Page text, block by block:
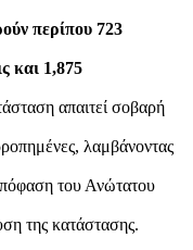
περίπου 723
και 1,875
απαιτεί σοβαρή
λαμβάνοντας
του Ανώτατου
της κατάστασης.